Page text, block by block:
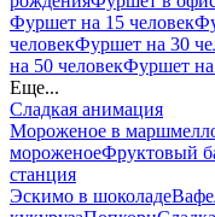
Фуршет на 15 человек
человекФуршет на 30
на 50 человекФуршет на
Еще...
Сладкая анимация
Мороженое в
мороженоеФруктовый
станция
Эскимо в шоколаде